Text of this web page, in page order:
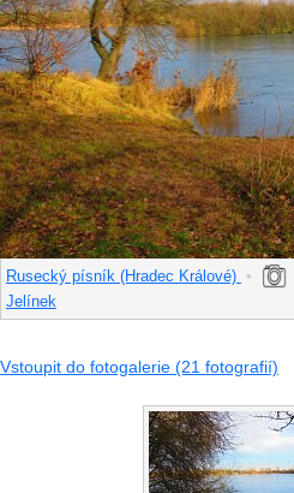
Rusecký písník (Hradec Králové) •
Jelínek
Vstoupit do fotogalerie (21 fotografií)